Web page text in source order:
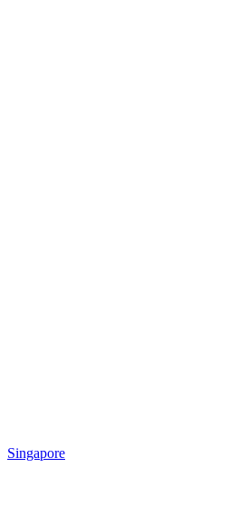
Singapore